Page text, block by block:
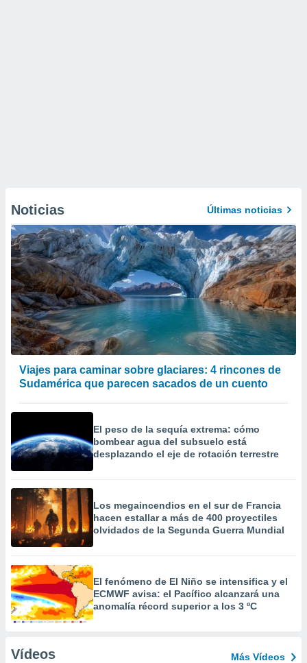
Noticias Últimas noticias
Viajes para caminar sobre glaciares: 4 rincones de
Sudamérica que parecen sacados de un cuento
El peso de la sequía extrema: cómo
bombear agua del subsuelo está
desplazando el eje de rotación terrestre
Los megaincendios en el sur de Francia
hacen estallar a más de 400 proyectiles
olvidados de la Segunda Guerra Mundial
El fenómeno de El Niño se intensifica y el
ECMWF avisa: el Pacífico alcanzará una
anomalía récord superior a los 3 ºC
Vídeos Más Vídeos